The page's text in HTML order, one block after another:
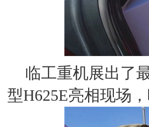
临工重机展出了
型H625E亮相现场